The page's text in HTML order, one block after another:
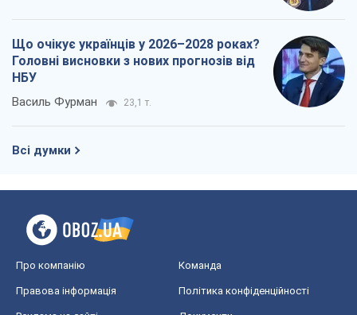
Що очікує українців у 2026–2028 роках?
Головні висновки з нових прогнозів від
НБУ
Василь Фурман 23,1 т.
Всі думки
Про компанію Команда
Правова інформація Політика конфіденційності